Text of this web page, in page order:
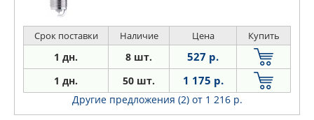
Срок поставки Наличие Цена Купить
1 дн. 8 шт. 527 р.
1 дн. 50 шт. 1 175 р.
Другие предложения (2) от 1 216 р.